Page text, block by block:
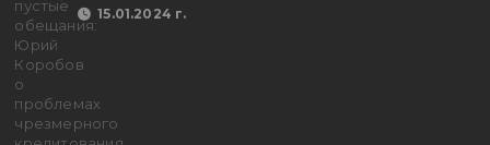
15.01.2024 г.